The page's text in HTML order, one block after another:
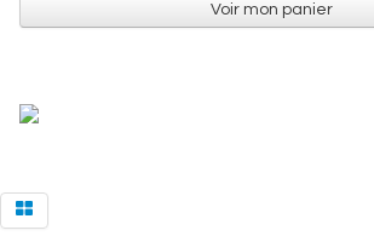
Voir mon panier